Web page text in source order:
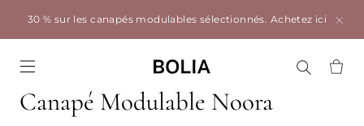
30 % sur les canapés modulables sélectionnés. Achetez ici
Canapé Modulable Noora